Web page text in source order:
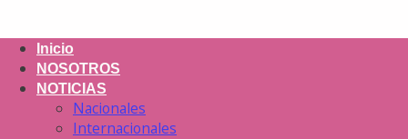
Inicio
NOSOTROS
NOTICIAS
Nacionales
Internacionales